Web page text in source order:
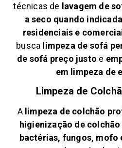
técnicas de lavagem de
a seco quando indicada
residenciais e
busca limpeza de sofá
de sofá preço justo e
em limpeza de
Limpeza de
A limpeza de colchão
higienização de colchão
bactérias, fungos, mofo